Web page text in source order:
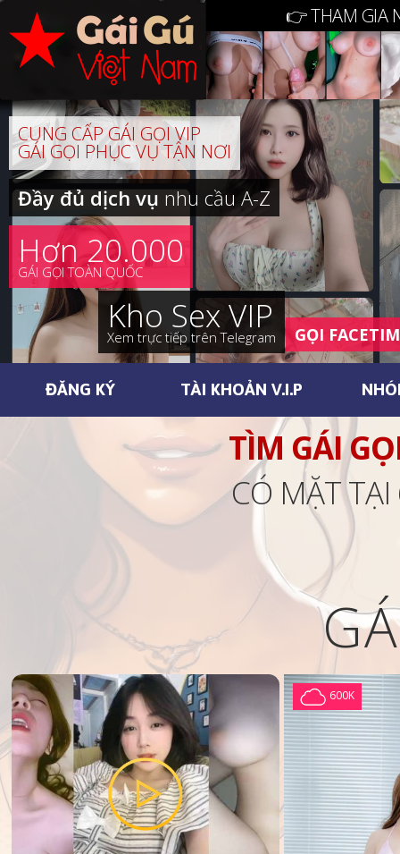
👉 THAM GIA
CUNG CẤP GÁI GỌI VIP
GÁI GỌI PHỤC VỤ TẬN NƠI
Đầy đủ dịch vụnhu cầu A-Z
Hơn 20.000
GÁI GỌI TOÀN QUỐC
Kho Sex VIP
Xem trực tiếp trên Telegram GỌI
ĐĂNG KÝ TÀI KHOẢN V.I.P
TÌM GÁI
CÓ MẶT
600K